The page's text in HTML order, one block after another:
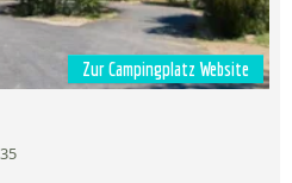
Zur Campingplatz Website